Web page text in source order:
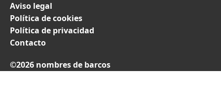
Aviso legal
Política de cookies
Política de privacidad
Contacto
©2026 nombres de barcos